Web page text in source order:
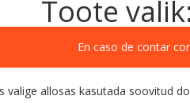
Toote
En caso de contar
valige allosas kasutada soovitud